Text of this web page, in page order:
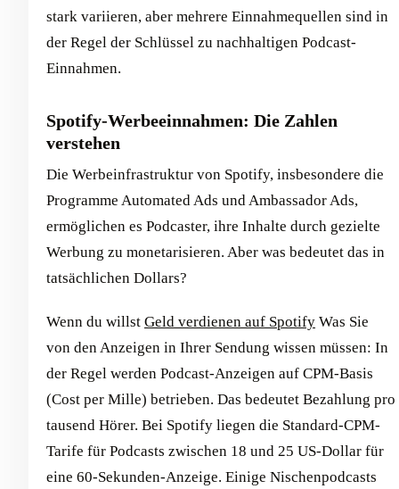
stark variieren, aber mehrere Einnahmequellen sind in
der Regel der Schlüssel zu nachhaltigen Podcast-
Einnahmen.
Spotify-Werbeeinnahmen: Die Zahlen
verstehen
Die Werbeinfrastruktur von Spotify, insbesondere die
Programme Automated Ads und Ambassador Ads,
ermöglichen es Podcaster, ihre Inhalte durch gezielte
Werbung zu monetarisieren. Aber was bedeutet das in
tatsächlichen Dollars?
Wenn du willst Geld verdienen auf Spotify Was Sie
von den Anzeigen in Ihrer Sendung wissen müssen: In
der Regel werden Podcast-Anzeigen auf CPM-Basis
(Cost per Mille) betrieben. Das bedeutet Bezahlung pro
tausend Hörer. Bei Spotify liegen die Standard-CPM-
Tarife für Podcasts zwischen 18 und 25 US-Dollar für
eine 60-Sekunden-Anzeige. Einige Nischenpodcasts